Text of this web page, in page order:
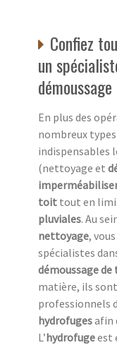
Confiez
un
démoussage
En plus des
nombreux
indispensables
(nettoyage et
toit tout en
pluviales. Au
nettoyage,
spécialistes
démoussage
matière, ils
professionnels
hydrofugesafin
L’hydrofugeest